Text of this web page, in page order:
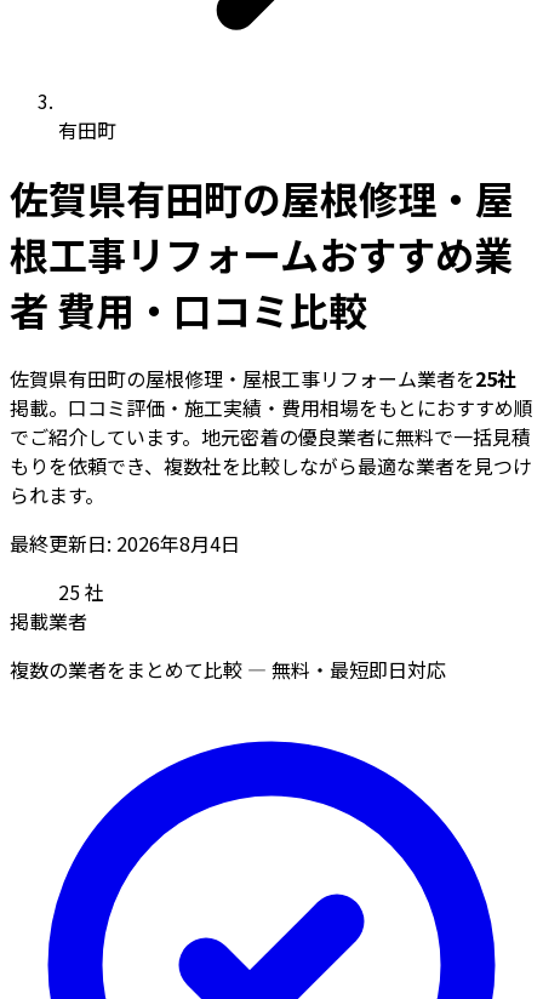
有田町
佐賀県有田町の屋根修理・屋
根工事リフォームおすすめ業
者 費用・口コミ比較
佐賀県有田町の屋根修理・屋根工事リフォーム業者を25社
掲載。口コミ評価・施工実績・費用相場をもとにおすすめ順
でご紹介しています。地元密着の優良業者に無料で一括見積
もりを依頼でき、複数社を比較しながら最適な業者を見つけ
られます。
最終更新日: 2026年8月4日
25社
掲載業者
複数の業者をまとめて比較 — 無料・最短即日対応